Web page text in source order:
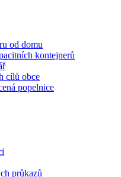
od domu
kontejnerů
cílů obce
popelnice
průkazů